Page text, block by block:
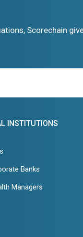
Scorechain
INSTITUTIONS
Banks
Managers